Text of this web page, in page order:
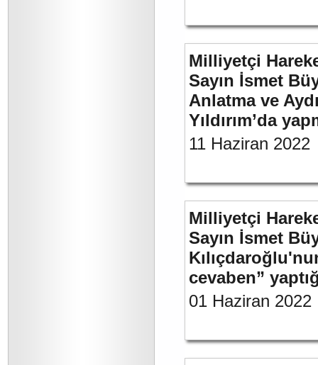
Milliyetçi
Sayın İsmet
Anlatma ve
Yıldırım’da
11 Haziran 2022
Milliyetçi
Sayın İsmet
cevaben”
01 Haziran 2022